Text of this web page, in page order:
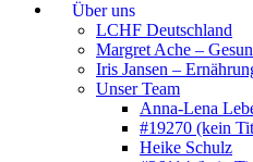
Über uns
LCHF Deutschland
Margret Ache –
Iris Jansen –
Unser Team
Anna-Lena
#19270 (kein
Heike Schulz